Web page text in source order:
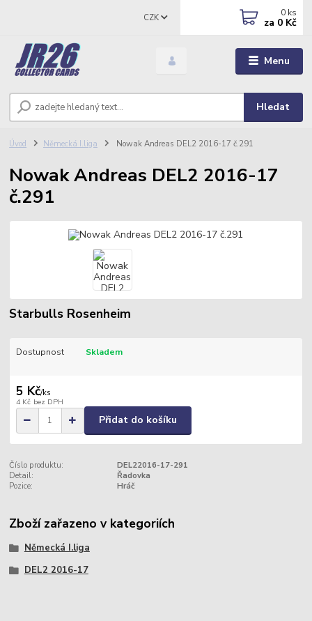
Menu
CZK
Hledat
0 ks
za 0 Kč
Úvod Německá I.liga Nowak Andreas DEL2 2016-17 č.291
Nowak Andreas DEL2 2016-17
č.291
Starbulls Rosenheim
Dostupnost Skladem
5 Kč/ks
4 Kč bez DPH
Přidat do košíku
Číslo produktu:
DEL22016-17-291
Detail:
Řadovka
Pozice:
Hráč
Zboží zařazeno v kategoriích
Německá I.liga
DEL2 2016-17